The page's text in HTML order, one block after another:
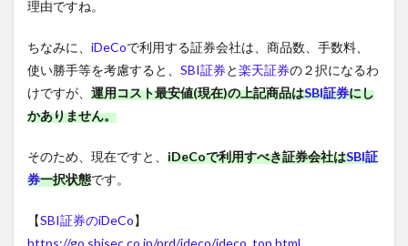
理由ですね。
ちなみに、 iDeCoで利用する証券会社は、商品数、手数料、
使い勝手等を考慮すると、 SBI証券と楽天証券の２択になるわ
けですが、 運用コスト最安値(現在)の上記商品はSBI証券にし
かありません。
そのため、現在ですと、 iDeCoで利用すべき証券会社はSBI証
券一択状態です。
【SBI証券のiDeCo】